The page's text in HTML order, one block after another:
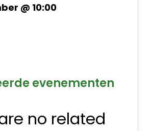
@ 10:00
evenementen
no related